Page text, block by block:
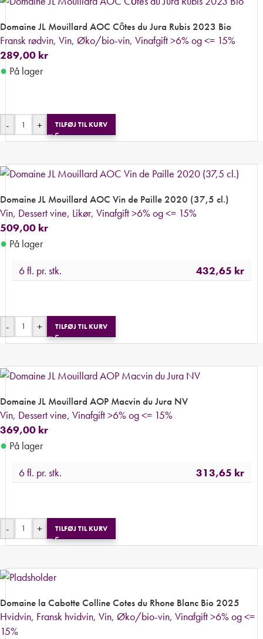
Domaine JL Mouillard AOC Côtes du Jura Rubis 2023 Bio
Fransk rødvin, Vin, Øko/bio-vin, Vinafgift >6% og <= 15%
289,00 kr
● På lager
- + TILFØJ TIL KURV
Domaine JL Mouillard AOC Vin de Paille 2020 (37,5 cl.)
Vin, Dessert vine, Likør, Vinafgift >6% og <= 15%
509,00 kr
● På lager
6 fl. pr. stk.
432,65 kr
- + TILFØJ TIL KURV
Domaine JL Mouillard AOP Macvin du Jura NV
Vin, Dessert vine, Vinafgift >6% og <= 15%
369,00 kr
● På lager
6 fl. pr. stk.
313,65 kr
- + TILFØJ TIL KURV
Domaine la Cabotte Colline Cotes du Rhone Blanc Bio 2025
Hvidvin, Fransk hvidvin, Vin, Øko/bio-vin, Vinafgift >6% og <=
15%